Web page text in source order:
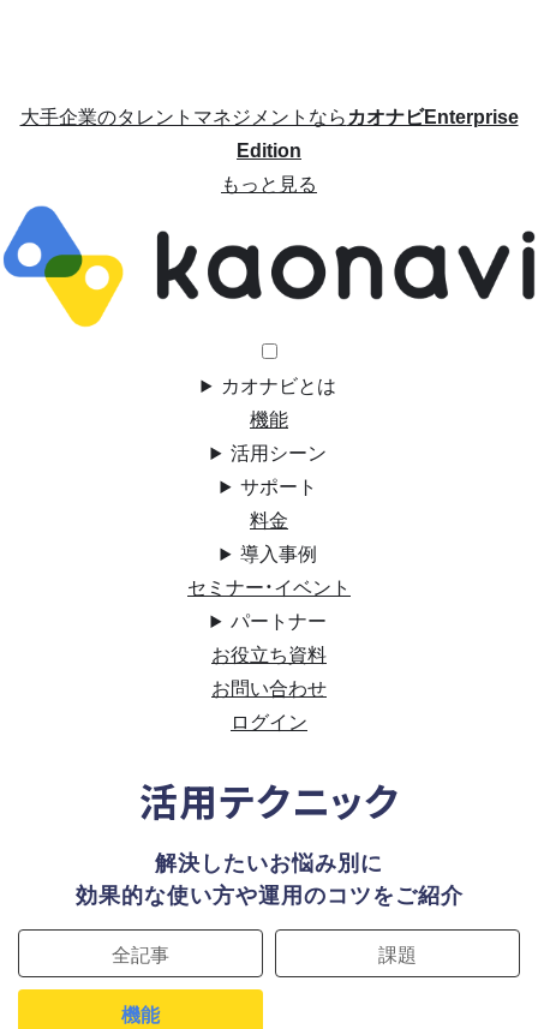
大手企業のタレントマネジメントならカオナビEnterprise
Edition
もっと見る
カオナビとは
機能
活用シーン
サポート
料金
導入事例
セミナー・イベント
パートナー
お役立ち資料
お問い合わせ
ログイン
活用テクニック
解決したいお悩み別に
効果的な使い方や運用のコツをご紹介
全記事 課題
機能